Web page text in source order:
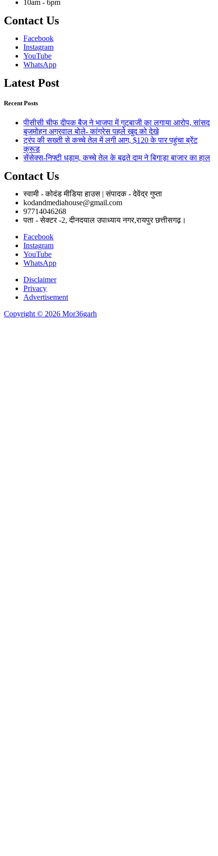
10am - 6pm
Contact Us
Facebook
Instagram
YouTube
WhatsApp
Latest Post
Recent Posts
पीसीसी चीफ दीपक बैज ने भाजपा में गुटबाजी का लगाया आरोप, सांसद
बृजमोहन अग्रवाल बोले- कांग्रेस पहले खुद को देखे
ट्रंप की सख्ती से कच्चे तेल में लगी आग, $120 के पार पहुंचा ब्रेंट
क्रूड
सेंसेक्स-निफ्टी धड़ाम, कच्चे तेल के बढ़ते दाम ने बिगाड़ा बाजार का हाल
Contact Us
स्वामी - कोदंड मीडिया हाउस | संपादक - देवेंद्र गुप्ता
kodandmediahouse@gmail.com
97714046268
पता - सेक्टर -2, दीनदयाल उपाध्याय नगर,रायपुर छत्तीसगढ़।
Facebook
Instagram
YouTube
WhatsApp
Disclaimer
Privacy
Advertisement
Copyright © 2026 Mor36garh